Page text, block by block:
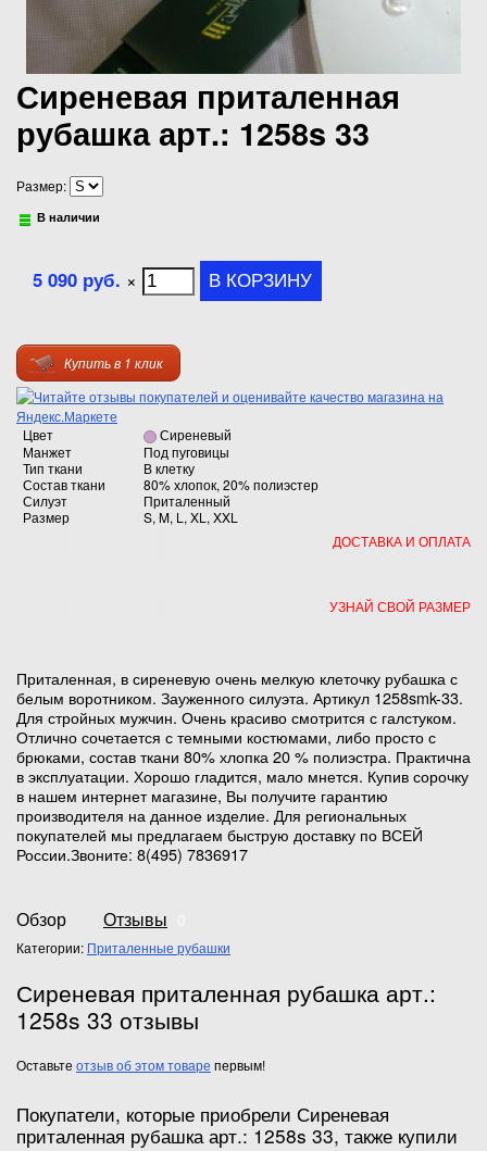
Сиреневая приталенная
рубашка арт.: 1258s 33
Размер:
В наличии
5 090 руб. ×
Купить в 1 клик
Цвет
Сиреневый
Манжет
Под пуговицы
Тип ткани
В клетку
Состав ткани
80% хлопок, 20% полиэстер
Силуэт
Приталенный
Размер
S, M, L, XL, XXL
ДОСТАВКА И ОПЛАТА
УЗНАЙ СВОЙ РАЗМЕР
Приталенная, в сиреневую очень мелкую клеточку рубашка с
белым воротником. Зауженного силуэта. Артикул 1258smk-33.
Для стройных мужчин. Очень красиво смотрится с галстуком.
Отлично сочетается с темными костюмами, либо просто с
брюками, состав ткани 80% хлопка 20 % полиэстра. Практична
в эксплуатации. Хорошо гладится, мало мнется. Купив сорочку
в нашем интернет магазине, Вы получите гарантию
производителя на данное изделие. Для региональных
покупателей мы предлагаем быструю доставку по ВСЕЙ
России.Звоните: 8(495) 7836917
Обзор Отзывы
Категории: Приталенные рубашки
Сиреневая приталенная рубашка арт.:
1258s 33 отзывы
Оставьте отзыв об этом товаре первым!
Покупатели, которые приобрели Сиреневая
приталенная рубашка арт.: 1258s 33, также купили